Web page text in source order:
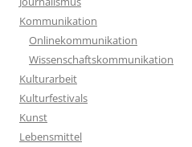
Kommunikation
Onlinekommunikation
Wissenschaftskommunikation
Kulturarbeit
Kulturfestivals
Kunst
Lebensmittel